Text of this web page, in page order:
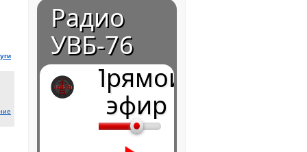
Радио
УВБ-76
Прямой
эфир